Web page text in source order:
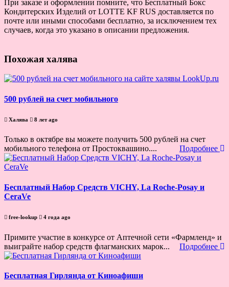
При заказе и оформлении помните, что Бесплатный Бокс
Кондитерских Изделий от LOTTE KF RUS доставляется по
почте или иными способами бесплатно, за исключением тех
случаев, когда это указано в описании предложения.
Похожая халява
500 рублей на счет мобильного
Халява 8 лет ago
Только в октябре вы можете получить 500 рублей на счет
мобильного телефона от Простоквашино....
Подробнее
Бесплатный Набор Средств VICHY, La Roche-Posay и
CeraVe
free-lookup 4 года ago
Примите участие в конкурсе от Аптечной сети «Фармленд» и
выиграйте набор средств флагманских марок...
Подробнее
Бесплатная Гирлянда от Киноафиши